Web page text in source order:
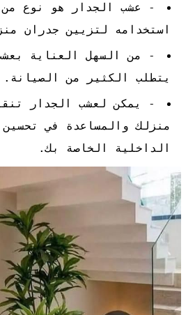
- عشب الجدار هو نوع من
استخدامه لتزيين جدران
- من السهل العناية
يتطلب الكثير من الصيانة.
- يمكن لعشب الجدار
منزلك والمساعدة في
الداخلية الخاصة بك.